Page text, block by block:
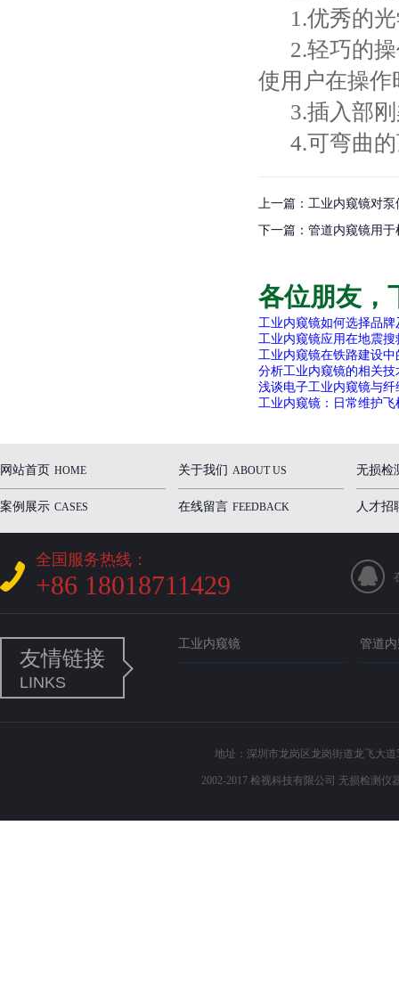
1.优秀的光
2.轻巧的操
使用户在操
3.插入部刚
4.可弯曲的
上一篇：工业内窥镜对
下一篇：管道内窥镜用
各位朋友，
工业内窥镜如何选择品牌
工业内窥镜应用在地震搜
工业内窥镜在铁路建设中
分析工业内窥镜的相关技
浅谈电子工业内窥镜与
工业内窥镜：日常维护
网站首页 HOME 关于我们 ABOUT US 无损检
案例展示 CASES 在线留言 FEEDBACK 人才招
全国服务热线：
+86 18018711429
友情链接
LINKS
工业内窥镜 管道
地址：深圳市龙岗区龙岗街道龙飞大
2002-2017 检视科技有限公司 无损检